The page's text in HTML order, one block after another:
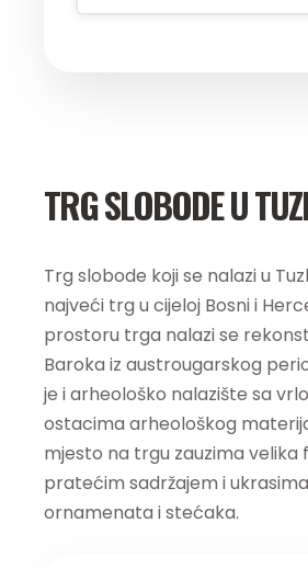
TRG SLOBODE U
Trg slobode koji se nalazi u
najveći trg u cijeloj Bosni i
prostoru trga nalazi se
Baroka iz austrougarskog
je i arheološko nalazište sa
ostacima arheološkog
mjesto na trgu zauzima velika
pratećim sadržajem i
ornamenata i stećaka.